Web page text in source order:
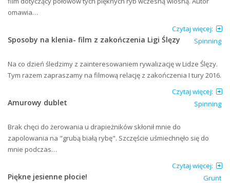
omawia…
Czytaj więcej:
Spinning
Sposoby na klenia- film z zakończenia Ligi Ślęzy
Na co dzień śledzimy z zainteresowaniem rywalizację w Lidze Ślęzy.
Tym razem zapraszamy na filmową relację z zakończenia I tury 2016.
Czytaj więcej:
Spinning
Amurowy dublet
Brak chęci do żerowania u drapieżników skłonił mnie do
zapolowania na "grubą białą rybę". Szczęście uśmiechnęło się do
mnie podczas…
Czytaj więcej:
Grunt
Piękne jesienne płocie!